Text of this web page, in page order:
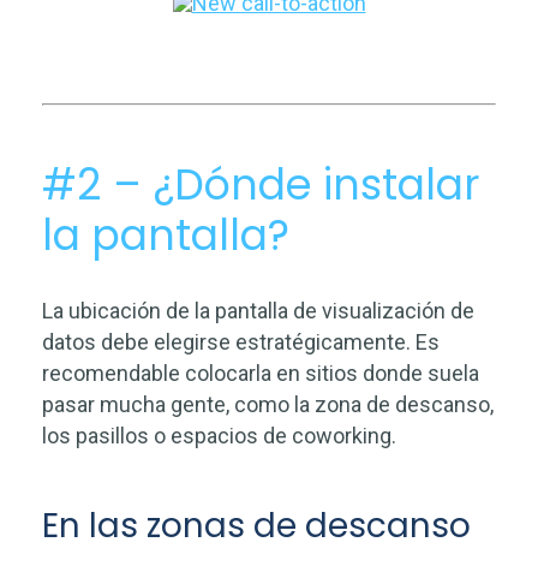
#2 – ¿Dónde instalar
la pantalla?
La ubicación de la pantalla de visualización de
datos debe elegirse estratégicamente. Es
recomendable colocarla en sitios donde suela
pasar mucha gente, como la zona de descanso,
los pasillos o espacios de coworking.
En las zonas de descanso